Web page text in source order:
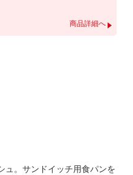
商品詳細へ
ュ。サンドイッチ用食パンを